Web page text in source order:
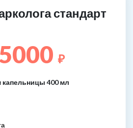
стандарт
₽
400 мл